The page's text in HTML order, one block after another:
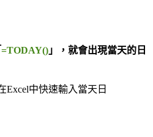
=TODAY() 」，就會出現當天的日